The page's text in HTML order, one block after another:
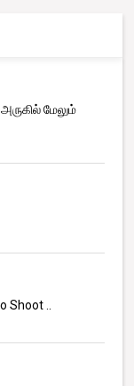
மேலும்
Shoot ..